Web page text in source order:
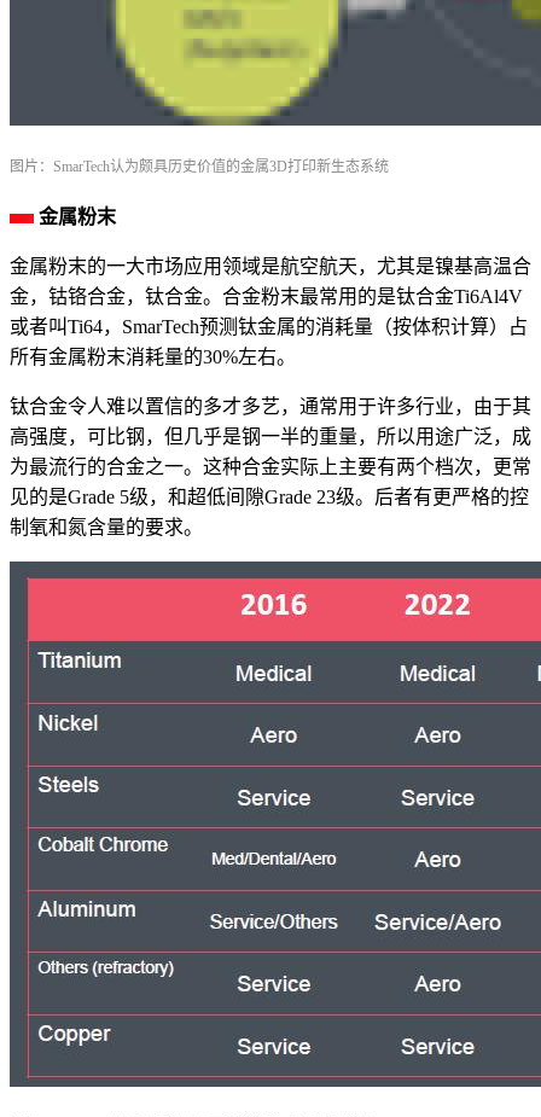
图片：SmarTech认为颇具历史价值的金属3D打印新生态系统
金属粉末
金属粉末的一大市场应用领域是航空航天，尤其是镍基高温合
金，钴铬合金，钛合金。合金粉末最常用的是钛合金Ti6Al4V
或者叫Ti64，SmarTech预测钛金属的消耗量（按体积计算）占
所有金属粉末消耗量的30%左右。
钛合金令人难以置信的多才多艺，通常用于许多行业，由于其
高强度，可比钢，但几乎是钢一半的重量，所以用途广泛，成
为最流行的合金之一。这种合金实际上主要有两个档次，更常
见的是Grade 5级，和超低间隙Grade 23级。后者有更严格的控
制氧和氮含量的要求。